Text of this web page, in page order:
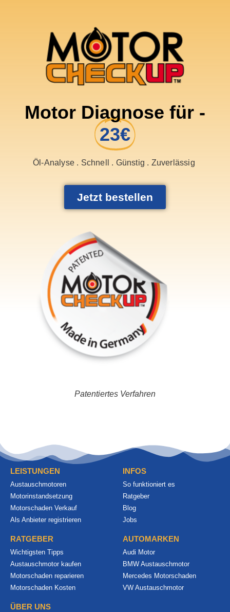
Motor Diagnose für -
23€
Öl-Analyse . Schnell . Günstig . Zuverlässig
Jetzt bestellen
Patentiertes Verfahren
LEISTUNGEN
Austauschmotoren
Motorinstandsetzung
Motorschaden Verkauf
Als Anbieter registrieren
INFOS
So funktioniert es
Ratgeber
Blog
Jobs
RATGEBER
Wichtigsten Tipps
Austauschmotor kaufen
Motorschaden reparieren
Motorschaden Kosten
AUTOMARKEN
Audi Motor
BMW Austauschmotor
Mercedes Motorschaden
VW Austauschmotor
ÜBER UNS